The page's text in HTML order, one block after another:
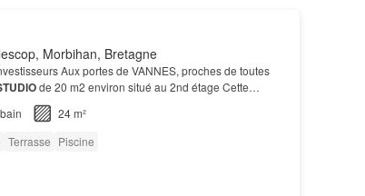
Morbihan, Bretagne
Aux portes de VANNES, proches de toutes
de 20 m2 environ situé au 2nd étage Cette
piscine commune, salle de sport ain…
24 m²
Terrasse Piscine